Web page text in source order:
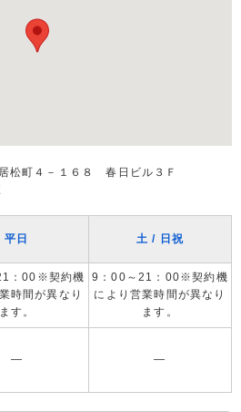
松町４－１６８ 春日ビル３Ｆ
平日 土 / 日祝
：00※契約機
時間が異なり
ます。
9：00～21：00※契約機
により営業時間が異なり
ます。
― ―